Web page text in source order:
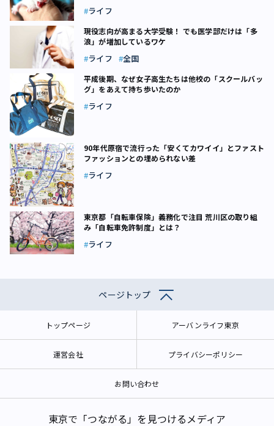
ライフ
現役志向が高まる大学受験！ でも医学部だけは「多
浪」が増加しているワケ
ライフ 全国
平成後期、なぜ女子高生たちは他校の「スクールバッ
グ」をあえて持ち歩いたのか
ライフ
90年代原宿で流行った「安くてカワイイ」とファスト
ファッションとの埋められない差
ライフ
東京都「自転車保険」義務化で注目 荒川区の取り組
み「自転車免許制度」とは？
ライフ
ページトップ
トップページ アーバンライフ東京
運営会社 プライバシーポリシー
お問い合わせ
東京で「つながる」を見つけるメディア